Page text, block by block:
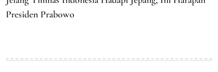
Presiden Prabowo